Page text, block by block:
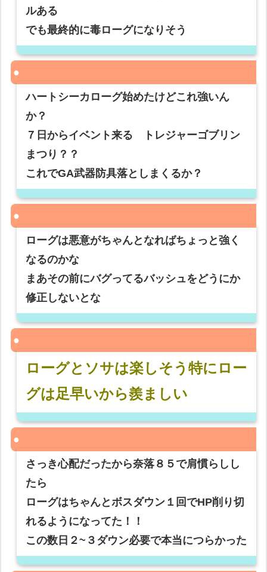
ルある
でも最終的に毒ローグになりそう
ハートシーカローグ始めたけどこれ強いん
か？
７日からイベント来る トレジャーゴブリン
まつり？？
これでGA武器防具落としまくるか？
ローグは悪意がちゃんとなればちょっと強く
なるのかな
まあその前にバグってるバッシュをどうにか
修正しないとな
ローグとソサは楽しそう特にロー
グは足早いから羨ましい
さっき心配だったから奈落８５で肩慣らしし
たら
ローグはちゃんとボスダウン１回でHP削り切
れるようになってた！！
この数日２~３ダウン必要で本当につらかった